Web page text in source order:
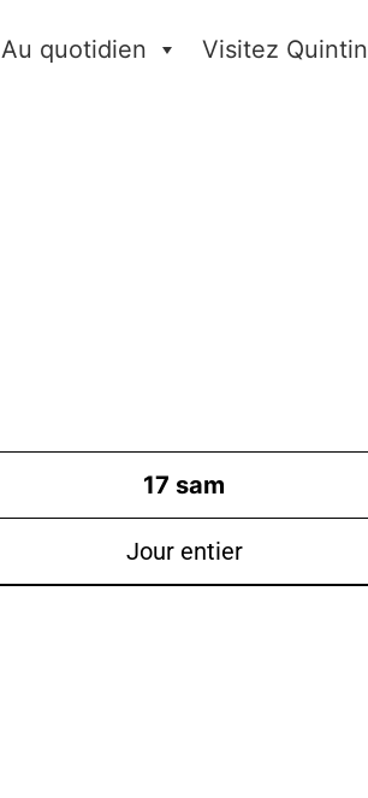
Au quotidien Visitez Quintin
17 sam
Jour entier